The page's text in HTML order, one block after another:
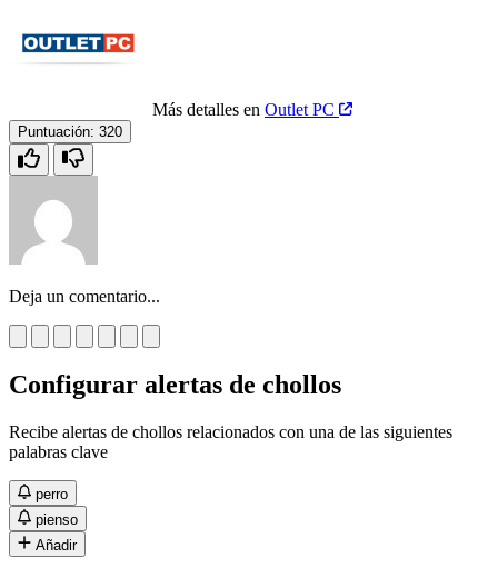
Más detalles en Outlet PC
Puntuación: 320
Deja un comentario...
Configurar alertas de chollos
Recibe alertas de chollos relacionados con una de las siguientes
palabras clave
perro
pienso
Añadir